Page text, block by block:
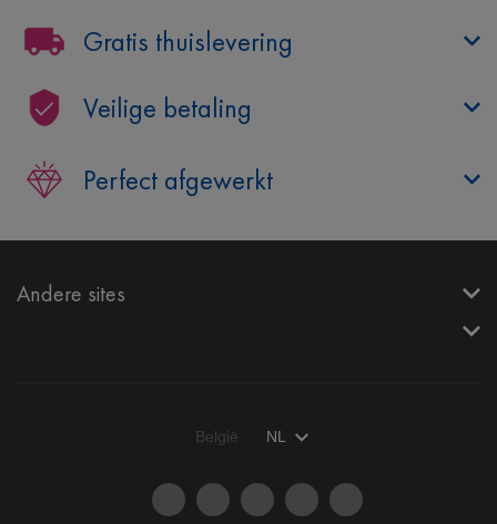
Gratis thuislevering
Veilige betaling
Perfect afgewerkt
Andere sites
België NL